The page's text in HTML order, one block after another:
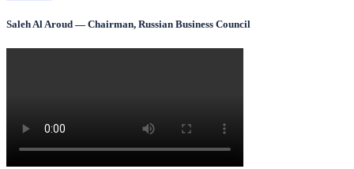
Saleh Al Aroud — Chairman, Russian Business Council